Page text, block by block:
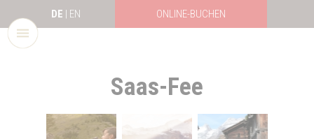
DE | EN ONLINE-BUCHEN
Saas-Fee